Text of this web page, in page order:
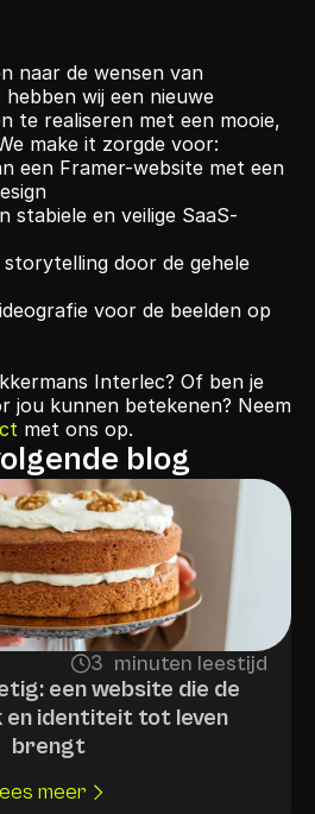
naar de wensen van
wij een nieuwe
te realiseren met een mooie,
make it zorgde voor:
een Framer-website met een
stabiele en veilige SaaS-
door de gehele
voor de beelden op
Interlec? Of ben je
jou kunnen betekenen? Neem
met ons op.
blog
3
minutes
minuten leestijd
een website die de
en identiteit tot leven
brengt
meer